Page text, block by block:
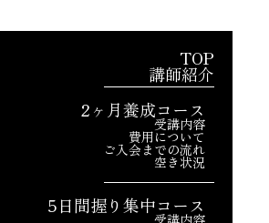
TOP
講師紹介
2ヶ月養成コース
受講内容
費用について
ご入会までの流れ
空き状況
5日間握り集中コース